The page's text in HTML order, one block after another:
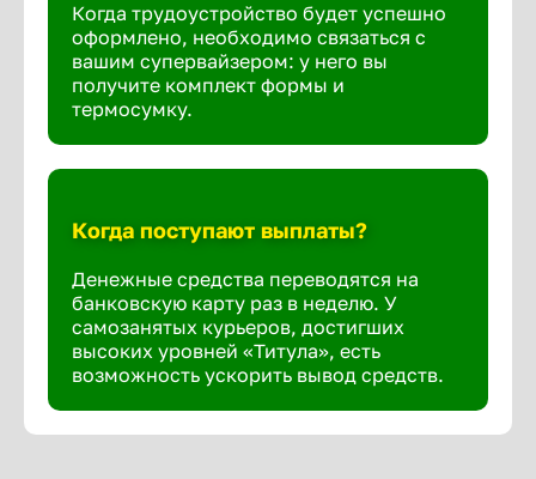
Когда трудоустройство будет успешно
оформлено, необходимо связаться с
вашим супервайзером: у него вы
получите комплект формы и
термосумку.
Когда поступают выплаты?
Денежные средства переводятся на
банковскую карту раз в неделю. У
самозанятых курьеров, достигших
высоких уровней «Титула», есть
возможность ускорить вывод средств.